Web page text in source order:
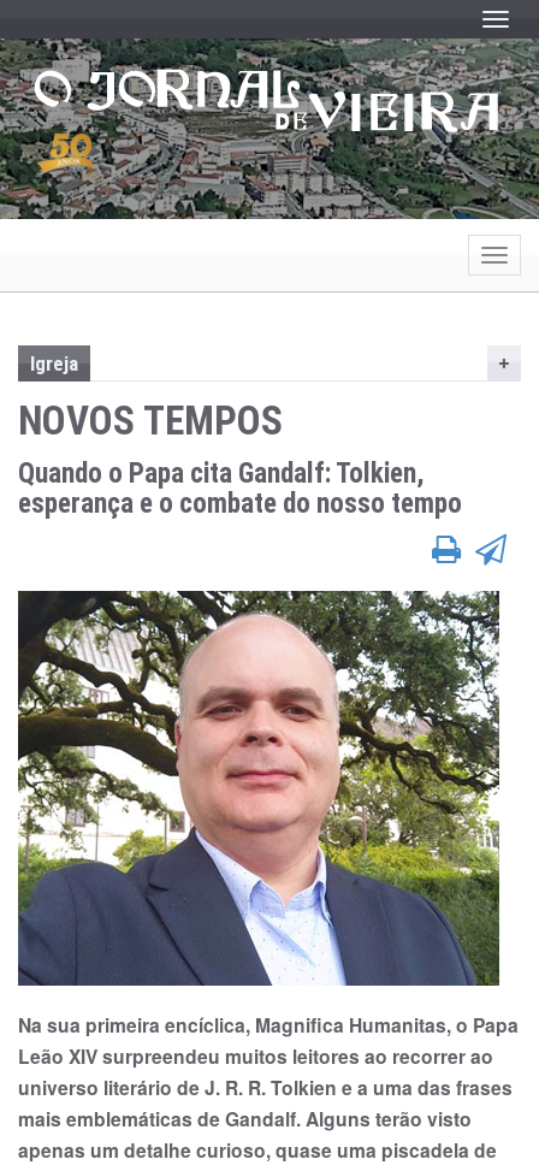
Igreja
NOVOS TEMPOS
Quando o Papa cita Gandalf: Tolkien,
esperança e o combate do nosso tempo
Na sua primeira encíclica, Magnifica Humanitas, o Papa
Leão XIV surpreendeu muitos leitores ao recorrer ao
universo literário de J. R. R. Tolkien e a uma das frases
mais emblemáticas de Gandalf. Alguns terão visto
apenas um detalhe curioso, quase uma piscadela de